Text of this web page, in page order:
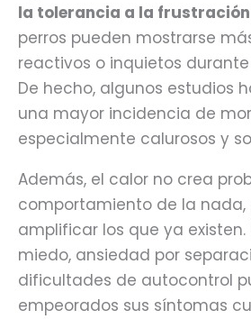
la tolerancia a la
perros pueden mostrarse
reactivos o inquietos
De hecho, algunos estudios
una mayor incidencia de
especialmente calurosos y
Además, el calor no crea
comportamiento de la nada,
amplificar los que ya existen.
miedo, ansiedad por
dificultades de autocontrol
empeorados sus síntomas